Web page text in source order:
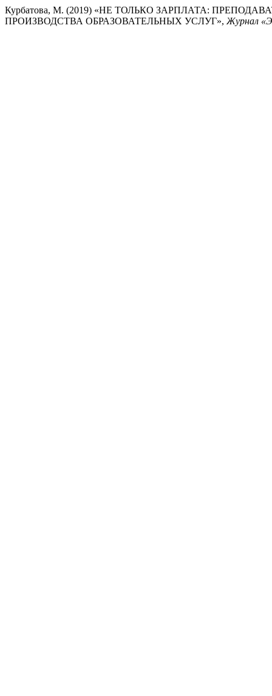
Курбатова, М. (2019) «НЕ ТОЛЬКО ЗАРПЛАТА:
ПРОИЗВОДСТВА ОБРАЗОВАТЕЛЬНЫХ УСЛУГ», Журнал